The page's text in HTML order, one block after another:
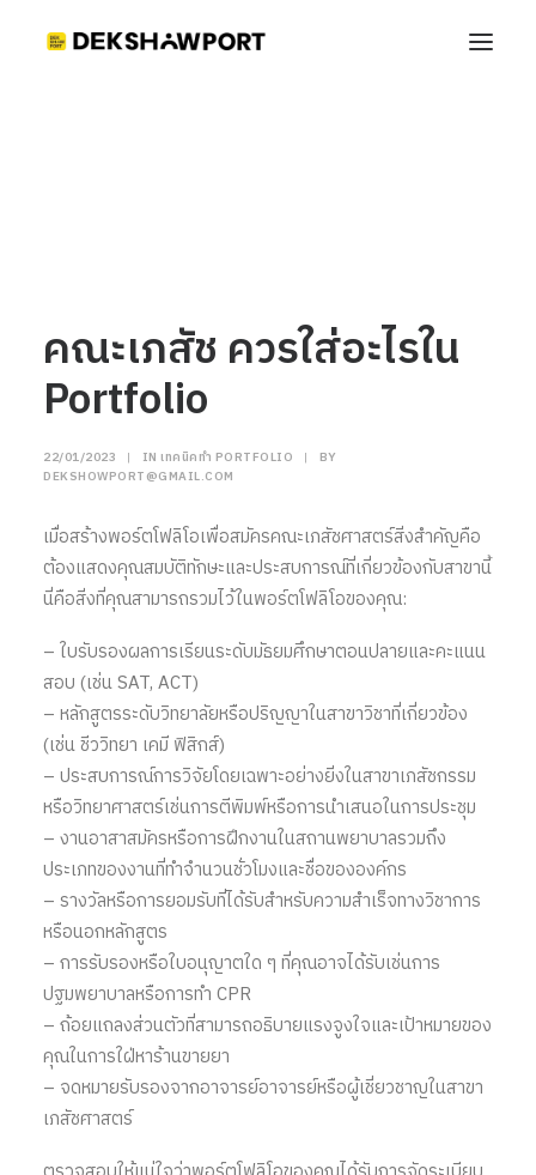
คณะเภสัช ควรใส่อะไรใน
Portfolio
22/01/2023 | IN เทคนิคทำ PORTFOLIO |
BY
DEKSHOWPORT@GMAIL.COM
เมื่อสร้างพอร์ตโฟลิโอเพื่อสมัครคณะเภสัชศาสตร์สิ่งสําคัญคือ
ต้องแสดงคุณสมบัติทักษะและประสบการณ์ที่เกี่ยวข้องกับสาขานี้
นี่คือสิ่งที่คุณสามารถรวมไว้ในพอร์ตโฟลิโอของคุณ:
– ใบรับรองผลการเรียนระดับมัธยมศึกษาตอนปลายและคะแนน
สอบ (เช่น SAT, ACT)
– หลักสูตรระดับวิทยาลัยหรือปริญญาในสาขาวิชาที่เกี่ยวข้อง
(เช่น ชีววิทยา เคมี ฟิสิกส์)
– ประสบการณ์การวิจัยโดยเฉพาะอย่างยิ่งในสาขาเภสัชกรรม
หรือวิทยาศาสตร์เช่นการตีพิมพ์หรือการนําเสนอในการประชุม
– งานอาสาสมัครหรือการฝึกงานในสถานพยาบาลรวมถึง
ประเภทของงานที่ทําจํานวนชั่วโมงและชื่อขององค์กร
– รางวัลหรือการยอมรับที่ได้รับสําหรับความสําเร็จทางวิชาการ
หรือนอกหลักสูตร
– การรับรองหรือใบอนุญาตใด ๆ ที่คุณอาจได้รับเช่นการ
ปฐมพยาบาลหรือการทํา CPR
– ถ้อยแถลงส่วนตัวที่สามารถอธิบายแรงจูงใจและเป้าหมายของ
คุณในการใฝ่หาร้านขายยา
– จดหมายรับรองจากอาจารย์อาจารย์หรือผู้เชี่ยวชาญในสาขา
เภสัชศาสตร์